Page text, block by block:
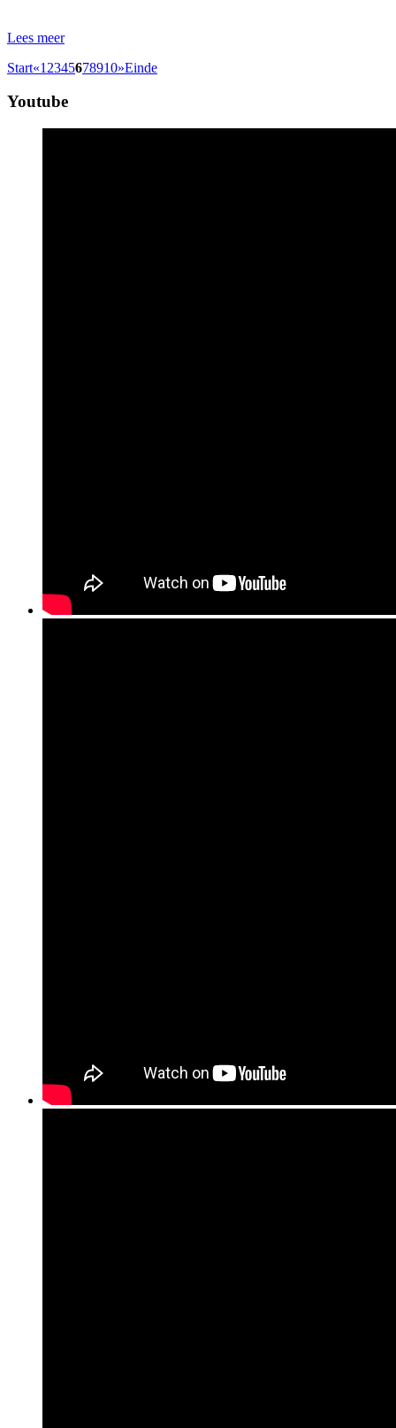
Lees meer
Start«1 2345678910»Einde
Youtube